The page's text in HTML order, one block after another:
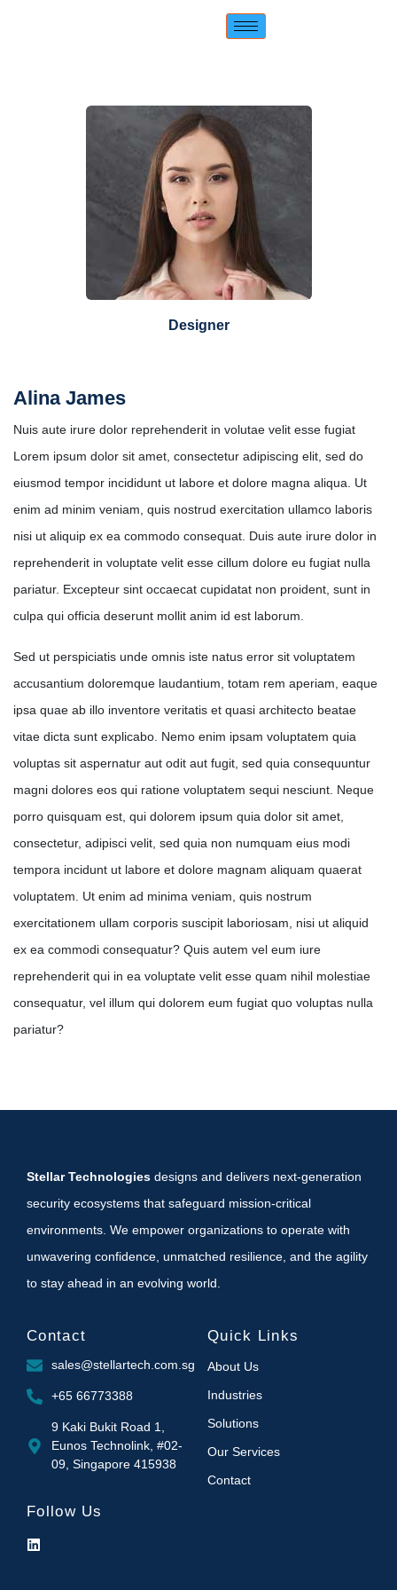
Designer
Alina James
Nuis aute irure dolor reprehenderit in volutae velit esse fugiat
Lorem ipsum dolor sit amet, consectetur adipiscing elit, sed do
eiusmod tempor incididunt ut labore et dolore magna aliqua. Ut
enim ad minim veniam, quis nostrud exercitation ullamco laboris
nisi ut aliquip ex ea commodo consequat. Duis aute irure dolor in
reprehenderit in voluptate velit esse cillum dolore eu fugiat nulla
pariatur. Excepteur sint occaecat cupidatat non proident, sunt in
culpa qui officia deserunt mollit anim id est laborum.
Sed ut perspiciatis unde omnis iste natus error sit voluptatem
accusantium doloremque laudantium, totam rem aperiam, eaque
ipsa quae ab illo inventore veritatis et quasi architecto beatae
vitae dicta sunt explicabo. Nemo enim ipsam voluptatem quia
voluptas sit aspernatur aut odit aut fugit, sed quia consequuntur
magni dolores eos qui ratione voluptatem sequi nesciunt. Neque
porro quisquam est, qui dolorem ipsum quia dolor sit amet,
consectetur, adipisci velit, sed quia non numquam eius modi
tempora incidunt ut labore et dolore magnam aliquam quaerat
voluptatem. Ut enim ad minima veniam, quis nostrum
exercitationem ullam corporis suscipit laboriosam, nisi ut aliquid
ex ea commodi consequatur? Quis autem vel eum iure
reprehenderit qui in ea voluptate velit esse quam nihil molestiae
consequatur, vel illum qui dolorem eum fugiat quo voluptas nulla
pariatur?
Stellar Technologies designs and delivers next-generation
security ecosystems that safeguard mission-critical
environments. We empower organizations to operate with
unwavering confidence, unmatched resilience, and the agility
to stay ahead in an evolving world.
Contact
sales@stellartech.com.sg
+65 66773388
9 Kaki Bukit Road 1,
Eunos Technolink, #02-
09, Singapore 415938
Quick Links
About Us
Industries
Solutions
Our Services
Contact
Follow Us